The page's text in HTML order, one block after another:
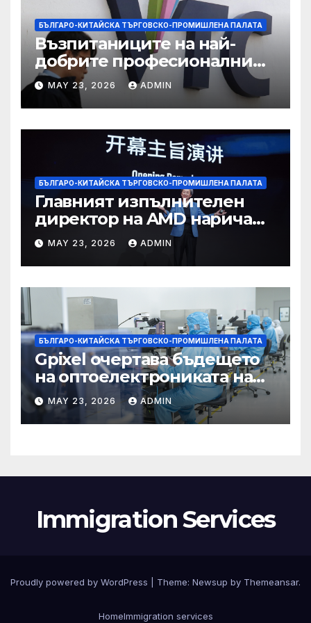
БЪЛГАРО-КИТАЙСКА ТЪРГОВСКО-ПРОМИШЛЕНА ПАЛАТА
Възпитаниците на най-
добрите професионални
училища са спестили
тежестта на въздействието
на ИИ, казва новият
председател
MAY 23, 2026 ADMIN
БЪЛГАРО-КИТАЙСКА ТЪРГОВСКО-ПРОМИШЛЕНА ПАЛАТА
Главният изпълнителен
директор на AMD нарича
Китай най-динамичната AI
екосистема в света
MAY 23, 2026 ADMIN
БЪЛГАРО-КИТАЙСКА ТЪРГОВСКО-ПРОМИШЛЕНА ПАЛАТА
Gpixel очертава бъдещето
на оптоелектрониката на
Чанчун
MAY 23, 2026 ADMIN
Immigration Services
Proudly powered by WordPress Theme: Newsup by Themeansar.
HomeImmigration services